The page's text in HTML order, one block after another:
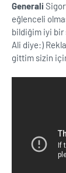
Generali
eğlenceli
bildiğim iyi bir
Ali diye:)
gittim sizin